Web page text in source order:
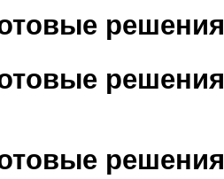
решения
решения
решения